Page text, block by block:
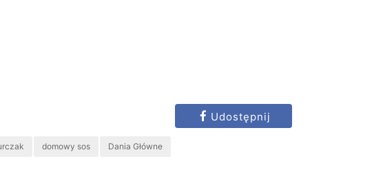
Udostępnij
domowy sos Dania Główne